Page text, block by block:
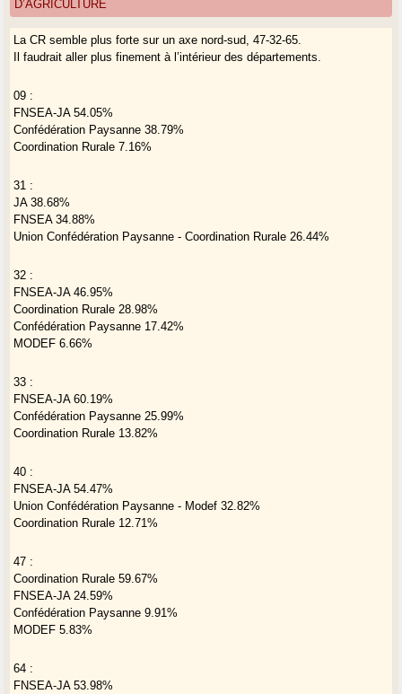
avec l’objectif ultime de faire disparaitre l’élevage. Tout comme ces
situations pourtant bien souvent différentes les unes des autres.
Bref, nos paysans, agriculteurs, comme on voudra, vivent aujourd’hui
de trop pour les affronter.
D’AGRICULTURE
La CR semble plus forte sur un axe nord-sud, 47-32-65.
Il faudrait aller plus finement à l’intérieur des départements.
09 :
FNSEA-JA 54.05%
Confédération Paysanne 38.79%
Coordination Rurale 7.16%
31 :
JA 38.68%
FNSEA 34.88%
Union Confédération Paysanne - Coordination Rurale 26.44%
32 :
FNSEA-JA 46.95%
Coordination Rurale 28.98%
Confédération Paysanne 17.42%
MODEF 6.66%
33 :
FNSEA-JA 60.19%
Confédération Paysanne 25.99%
Coordination Rurale 13.82%
40 :
FNSEA-JA 54.47%
Union Confédération Paysanne - Modef 32.82%
Coordination Rurale 12.71%
47 :
Coordination Rurale 59.67%
FNSEA-JA 24.59%
Confédération Paysanne 9.91%
MODEF 5.83%
64 :
FNSEA-JA 53.98%